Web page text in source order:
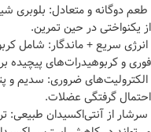
طعم دوگانه و متعادل: بلوبری
از یکنواختی در حین تمرین.
انرژی سریع + ماندگار: شامل
فوری و کربوهیدرات‌های پیچیده
الکترولیت‌های ضروری: سدیم و
احتمال گرفتگی عضلات.
سرشار از آنتی‌اکسیدان طبیعی: